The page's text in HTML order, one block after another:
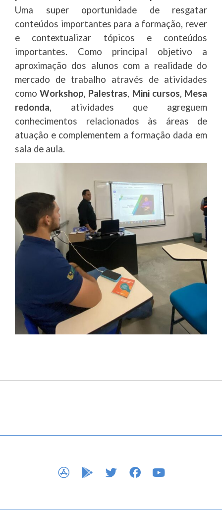
Uma super oportunidade de resgatar
conteúdos importantes para a formação, rever
e contextualizar tópicos e conteúdos
importantes. Como principal objetivo a
aproximação dos alunos com a realidade do
mercado de trabalho através de atividades
comoWorkshop, Palestras, Mini cursos, Mesa
redonda, atividades que agreguem
conhecimentos relacionados às áreas de
atuação e complementem a formação dada em
sala de aula.
APP STOREGOOGLE PLAY
TWITTERFACEBOOK